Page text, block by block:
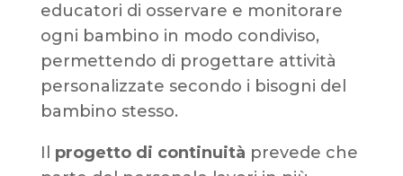
educatori di osservare e monitorare
ogni bambino in modo condiviso,
permettendo di progettare attività
personalizzate secondo i bisogni del
bambino stesso.
Il progetto di continuità prevede che